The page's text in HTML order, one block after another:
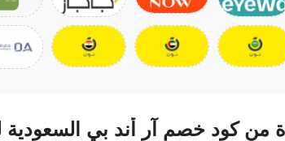
كود خصم آر أند بي السعودية لعام